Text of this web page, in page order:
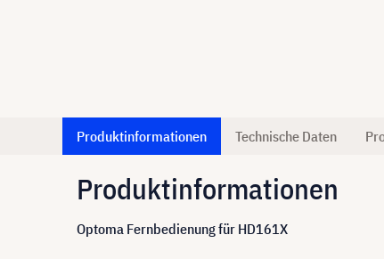
Produktinformationen Technische Daten
Produktinformationen
Optoma Fernbedienung für HD161X